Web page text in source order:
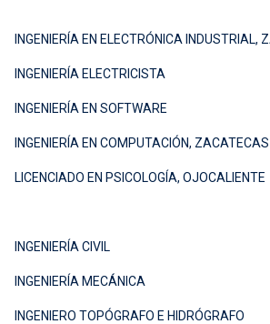
INGENIERÍA EN ELECTRÓNICA INDUSTRIAL,
INGENIERÍA ELECTRICISTA
INGENIERÍA EN SOFTWARE
INGENIERÍA EN COMPUTACIÓN, ZACATECAS
LICENCIADO EN PSICOLOGÍA, OJOCALIENTE
INGENIERÍA CIVIL
INGENIERÍA MECÁNICA
INGENIERO TOPÓGRAFO E HIDRÓGRAFO